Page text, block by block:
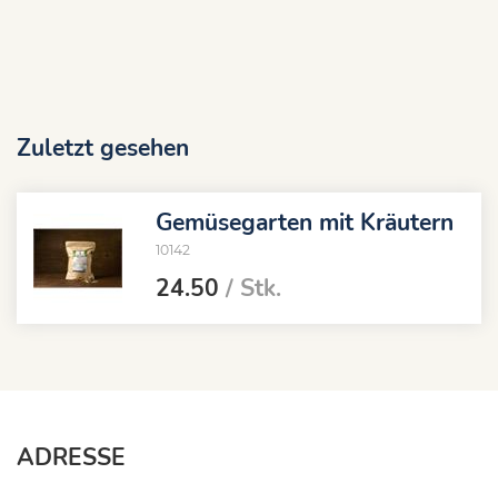
Zuletzt gesehen
Gemüsegarten mit Kräutern
10142
24.50 / Stk.
ADRESSE